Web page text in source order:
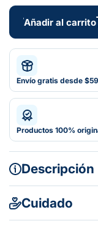
Añadir al carrito
Envío gratis desde
Productos 100%
Descripción
Cuidado